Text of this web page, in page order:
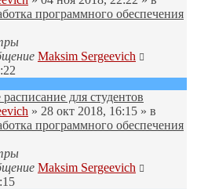
программного обеспечения
Maksim Sergeevich
для студентов
» 28 окт 2018, 16:15 » в
программного обеспечения
Maksim Sergeevich